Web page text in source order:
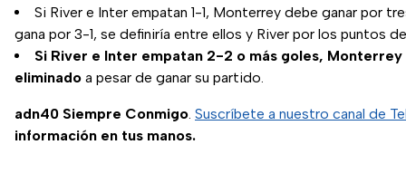
Si River e Inter empatan 1-1, Monterrey debe ganar por
gana por 3-1, se definiría entre ellos y River por los puntos
Si River e Inter empatan 2-2 o más goles,
eliminado a pesar de ganar su partido.
adn40 Siempre Conmigo. Suscríbete a nuestro canal de
información en tus manos.